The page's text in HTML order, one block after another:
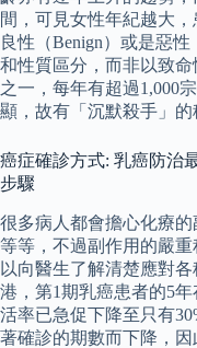
間，可見女性年紀越大
良性（Benign）或是惡
和性質區分，而非以致
之一，每年有超過1,000
顯，故有「沉默殺手」的
癌症確診方式: 乳癌防治
步驟
很多病人都會擔心化療
等等，不過副作用的嚴
以向醫生了解清楚應對
港，第1期乳癌患者的5
活率已急促下降至只有
著確診的期數而下降，